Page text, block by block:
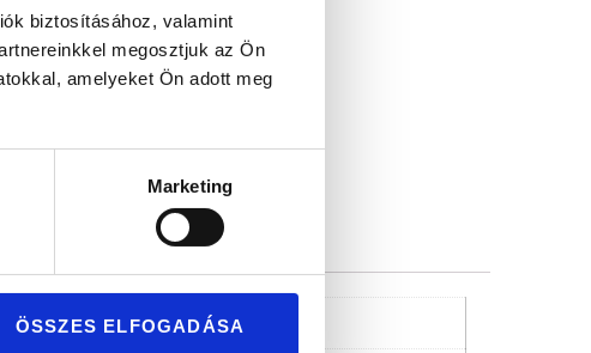
biztosításához, valamint
megosztjuk az Ön
amelyeket Ön adott meg
Marketing
ÖSSZES ELFOGADÁSA
minőség